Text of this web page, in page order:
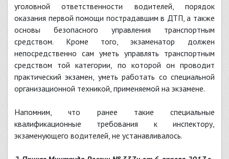
уголовной ответственности водителей, порядок
оказания первой помощи пострадавшим в ДТП, а также
основы безопасного управления транспортным
средством. Кроме того, экзаменатор должен
непосредственно сам уметь управлять транспортным
средством той категории, по которой он проводит
практический экзамен, уметь работать со специальной
организационной техникой, применяемой на экзамене.
Напомним, что ранее такие специальные
квалификационные требования к инспектору,
экзаменующего водителей, не устанавливалось.